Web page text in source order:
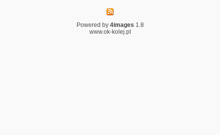
Powered by 4images 1.8
www.ok-kolej.pl